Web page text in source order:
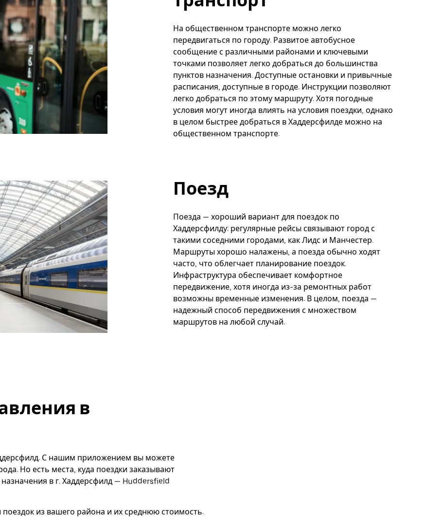
На общественном транспорте можно легко
передвигаться по городу. Развитое автобусное
сообщение с различными районами и ключевыми
точками позволяет легко добраться до большинства
пунктов назначения. Доступные остановки и привычные
расписания, доступные в городе. Инструкции позволяют
легко добраться по этому маршруту. Хотя погодные
условия могут иногда влиять на условия поездки, однако
в целом быстрее добраться в Хаддерсфилде можно на
общественном транспорте.
Поезд
Поезда — хороший вариант для поездок по
Хаддерсфилду: регулярные рейсы связывают город с
такими соседними городами, как Лидс и Манчестер.
Маршруты хорошо налажены, а поезда обычно ходят
часто, что облегчает планирование поездок.
Инфраструктура обеспечивает комфортное
передвижение, хотя иногда из-за ремонтных работ
возможны временные изменения. В целом, поезда —
надежный способ передвижения с множеством
маршрутов на любой случай.
в
С нашим приложением вы можете
Но есть места, куда поездки заказывают
в г. Хаддерсфилд — Huddersfield
из вашего района и их среднюю стоимость.